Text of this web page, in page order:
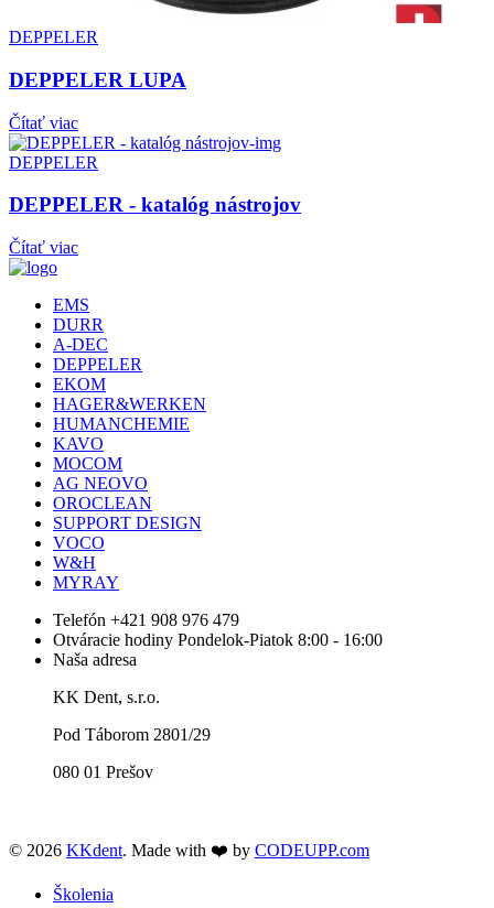
DEPPELER
DEPPELER LUPA
Čítať viac
DEPPELER
DEPPELER - katalóg nástrojov
Čítať viac
EMS
DURR
A-DEC
DEPPELER
EKOM
HAGER&WERKEN
HUMANCHEMIE
KAVO
MOCOM
AG NEOVO
OROCLEAN
SUPPORT DESIGN
VOCO
W&H
MYRAY
Telefón +421 908 976 479
Otváracie hodiny Pondelok-Piatok 8:00 - 16:00
Naša adresa
KK Dent, s.r.o.
Pod Táborom 2801/29
080 01 Prešov
© 2026 KKdent. Made with ❤️ by CODEUPP.com
Školenia